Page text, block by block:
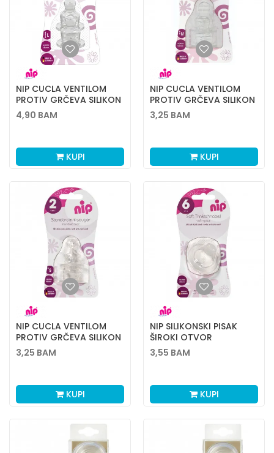
NIP CUCLA VENTILOM
PROTIV GRČEVA SILIKON
2L 2 KOM
4,90 BAM
KUPI
NIP CUCLA VENTILOM
PROTIV GRČEVA SILIKON
2M 2 KOM
3,25 BAM
KUPI
NIP CUCLA VENTILOM
PROTIV GRČEVA SILIKON
2S 2KOM
3,25 BAM
KUPI
NIP SILIKONSKI PISAK
ŠIROKI OTVOR
3,55 BAM
KUPI